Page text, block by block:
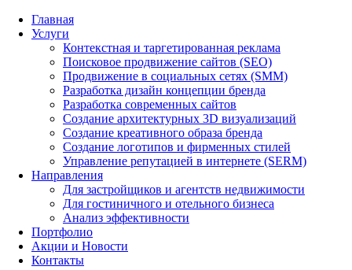
Главная
Услуги
Контекстная и таргетированная реклама
Поисковое продвижение сайтов (SEO)
Продвижение в социальных сетях (SMM)
Разработка дизайн концепции бренда
Разработка современных сайтов
Создание архитектурных 3D визуализаций
Создание креативного образа бренда
Создание логотипов и фирменных стилей
Управление репутацией в интернете (SERM)
Направления
Для застройщиков и агентств недвижимости
Для гостиничного и отельного бизнеса
Анализ эффективности
Портфолио
Акции и Новости
Контакты